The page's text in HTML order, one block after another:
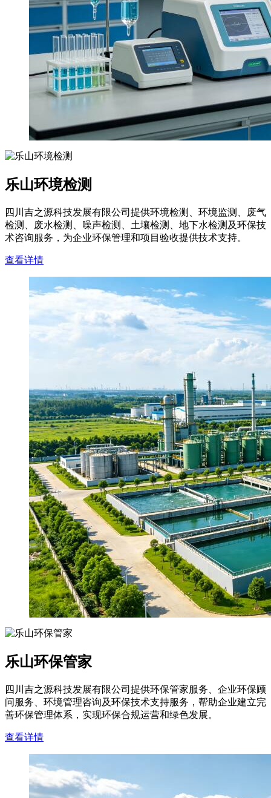
乐山环境检测
四川吉之源科技发展有限公司提供环境检测、环境监测、废气
检测、废水检测、噪声检测、土壤检测、地下水检测及环保技
术咨询服务，为企业环保管理和项目验收提供技术支持。
查看详情
乐山环保管家
四川吉之源科技发展有限公司提供环保管家服务、企业环保顾
问服务、环境管理咨询及环保技术支持服务，帮助企业建立完
善环保管理体系，实现环保合规运营和绿色发展。
查看详情